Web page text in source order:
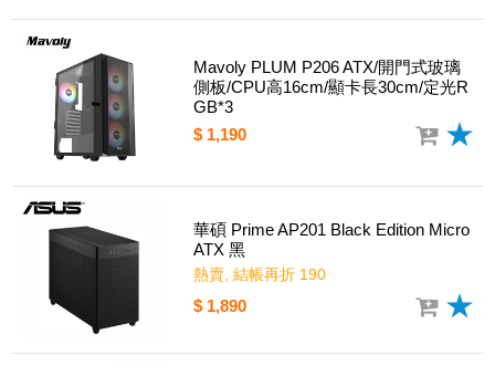
Mavoly PLUM P206 ATX/開門式玻璃
側板/CPU高16cm/顯卡長30cm/定光R
GB*3
$ 1,190
華碩 Prime AP201 Black Edition Micro
ATX 黑
熱賣, 結帳再折 190
$ 1,890